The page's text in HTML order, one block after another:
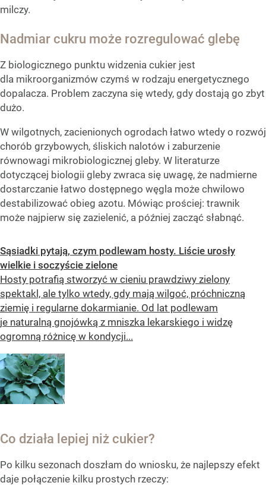
milczy.
Nadmiar cukru może rozregulować glebę
Z biologicznego punktu widzenia cukier jest
dla mikroorganizmów czymś w rodzaju energetycznego
dopalacza. Problem zaczyna się wtedy, gdy dostają go zbyt
dużo.
W wilgotnych, zacienionych ogrodach łatwo wtedy o rozwój
chorób grzybowych, śliskich nalotów i zaburzenie
równowagi mikrobiologicznej gleby. W literaturze
dotyczącej biologii gleby zwraca się uwagę, że nadmierne
dostarczanie łatwo dostępnego węgla może chwilowo
destabilizować obieg azotu. Mówiąc prościej: trawnik
może najpierw się zazielenić, a później zacząć słabnąć.
Sąsiadki pytają, czym podlewam hosty. Liście urosły
wielkie i soczyście zielone
Hosty potrafią stworzyć w cieniu prawdziwy zielony
spektakl, ale tylko wtedy, gdy mają wilgoć, próchniczną
ziemię i regularne dokarmianie. Od lat podlewam
je naturalną gnojówką z mniszka lekarskiego i widzę
ogromną różnicę w kondycji...
Co działa lepiej niż cukier?
Po kilku sezonach doszłam do wniosku, że najlepszy efekt
daje połączenie kilku prostych rzeczy: